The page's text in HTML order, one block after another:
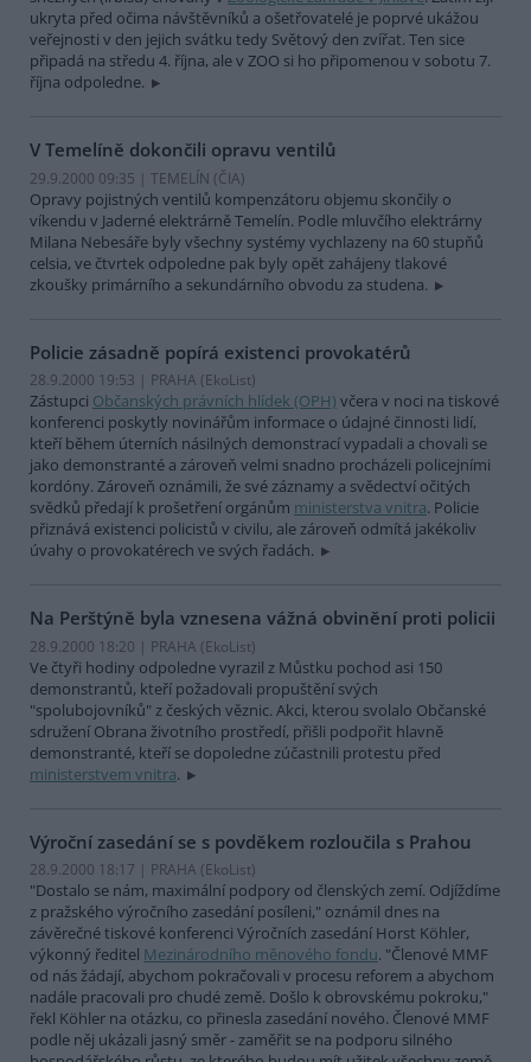
ukryta před očima návštěvníků a ošetřovatelé je poprvé ukážou
veřejnosti v den jejich svátku tedy Světový den zvířat. Ten sice
připadá na středu 4. října, ale v ZOO si ho připomenou v sobotu 7.
října odpoledne.
V Temelíně dokončili opravu ventilů
29.9.2000 09:35 | TEMELÍN (ČIA)
Opravy pojistných ventilů kompenzátoru objemu skončily o
víkendu v Jaderné elektrárně Temelín. Podle mluvčího elektrárny
Milana Nebesáře byly všechny systémy vychlazeny na 60 stupňů
celsia, ve čtvrtek odpoledne pak byly opět zahájeny tlakové
zkoušky primárního a sekundárního obvodu za studena.
Policie zásadně popírá existenci provokatérů
28.9.2000 19:53 | PRAHA (EkoList)
Zástupci Občanských právních hlídek (OPH) včera v noci na tiskové
konferenci poskytly novinářům informace o údajné činnosti lidí,
kteří během úterních násilných demonstrací vypadali a chovali se
jako demonstranté a zároveň velmi snadno procházeli policejními
kordóny. Zároveň oznámili, že své záznamy a svědectví očitých
svědků předají k prošetření orgánům ministerstva vnitra. Policie
přiznává existenci policistů v civilu, ale zároveň odmítá jakékoliv
úvahy o provokatérech ve svých řadách.
Na Perštýně byla vznesena vážná obvinění proti policii
28.9.2000 18:20 | PRAHA (EkoList)
Ve čtyři hodiny odpoledne vyrazil z Můstku pochod asi 150
demonstrantů, kteří požadovali propuštění svých
"spolubojovníků" z českých věznic. Akci, kterou svolalo Občanské
sdružení Obrana životního prostředí, přišli podpořit hlavně
demonstranté, kteří se dopoledne zúčastnili protestu před
ministerstvem vnitra.
Výroční zasedání se s povděkem rozloučila s Prahou
28.9.2000 18:17 | PRAHA (EkoList)
"Dostalo se nám, maximální podpory od členských zemí. Odjíždíme
z pražského výročního zasedání posíleni," oznámil dnes na
závěrečné tiskové konferenci Výročních zasedání Horst Köhler,
výkonný ředitel Mezinárodního měnového fondu. "Členové MMF
od nás žádají, abychom pokračovali v procesu reforem a abychom
nadále pracovali pro chudé země. Došlo k obrovskému pokroku,"
řekl Köhler na otázku, co přinesla zasedání nového. Členové MMF
podle něj ukázali jasný směr - zaměřit se na podporu silného